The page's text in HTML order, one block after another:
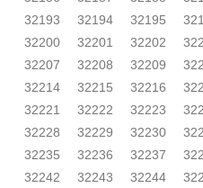
32193
32194 32195
32200
32201 32202
32207
32208 32209
32214
32215 32216
32221
32222 32223
32228
32229 32230
32235
32236 32237
32242
32243 32244